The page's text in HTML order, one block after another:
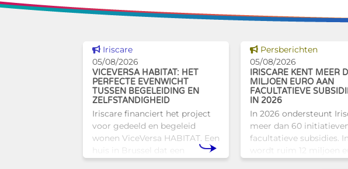
Dit nieuws tonen
Iriscare
05/08/2026
VICEVERSA HABITAT: HET
PERFECTE EVENWICHT
TUSSEN BEGELEIDING EN
ZELFSTANDIGHEID
Iriscare financiert het project
voor gedeeld en begeleid
wonen ViceVersa HABITAT. Een
huis in Brussel dat een
Dit nieuws tonen
Persberichten
05/08/2026
IRISCARE KENT MEER
MILJOEN EURO AAN
FACULTATIEVE
IN 2026
In 2026 ondersteunt
meer dan 60
facultatieve subsidies.
wordt ruim 12 miljoen